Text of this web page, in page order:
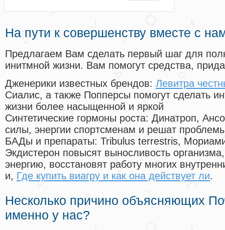
На пути к совершенству вместе с
Предлагаем Вам сделать первый шаг для
инитмной жизни. Вам помогут средства,
Дженерики известных брендов: Левитра
Сиалис, а также Попперсы помогут сделать
жизни более насыщенной и яркой
Синтетические гормоны роста: Динатроп,
силы, энергии спортсменам и решат
БАДы и препараты: Tribulus terrestris,
Экдистерон повысят выносливость
энергию, восстановят работу многих
и, Где купить виагру и как она действует ли.
Несколько причино объясняющих
именно у нас?